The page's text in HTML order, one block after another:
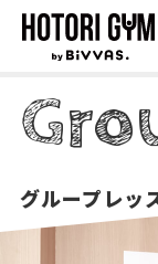
グループレッ